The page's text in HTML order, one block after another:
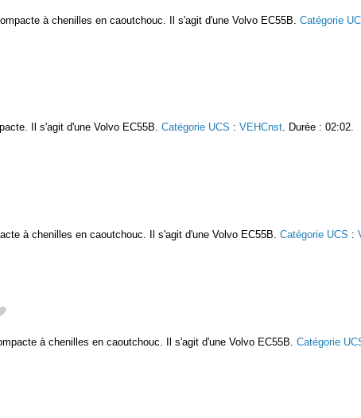
à chenilles en caoutchouc. Il s'agit d'une Volvo EC55B. Catégorie
Il s'agit d'une Volvo EC55B. Catégorie UCS : VEHCnst. Durée : 02:02.
à chenilles en caoutchouc. Il s'agit d'une Volvo EC55B. Catégorie UCS :
à chenilles en caoutchouc. Il s'agit d'une Volvo EC55B. Catégorie